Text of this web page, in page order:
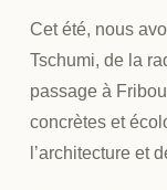
Cet été, nous
Tschumi, de la
passage à
concrètes et
l’architecture et